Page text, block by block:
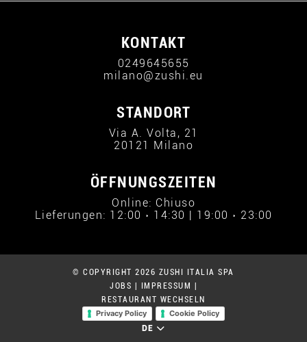
KONTAKT
0249645655
milano@zushi.eu
STANDORT
Via A. Volta, 21
20121 Milano
ÖFFNUNGSZEITEN
Online: Chiuso
Lieferungen: 12:00 › 14:30 | 19:00 › 23:00
© COPYRIGHT 2026 ZUSHI ITALIA SPA
JOBS
IMPRESSUM
RESTAURANT WECHSELN
Privacy Policy
Cookie Policy
DE